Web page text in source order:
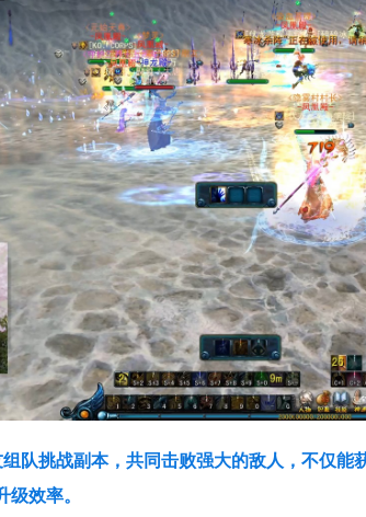
队挑战副本，共同击败强大的敌人，不仅
级效率。